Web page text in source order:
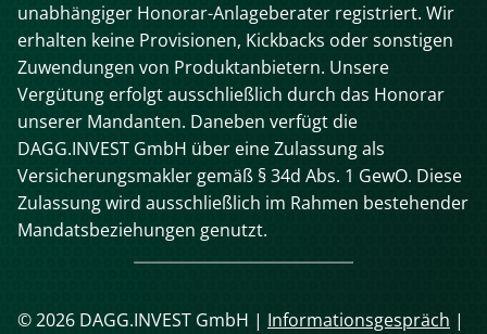
unabhängiger Honorar-Anlageberater registriert. Wir
erhalten keine Provisionen, Kickbacks oder sonstigen
Zuwendungen von Produktanbietern. Unsere
Vergütung erfolgt ausschließlich durch das Honorar
unserer Mandanten. Daneben verfügt die
DAGG.INVEST GmbH über eine Zulassung als
Versicherungsmakler gemäß § 34d Abs. 1 GewO. Diese
Zulassung wird ausschließlich im Rahmen bestehender
Mandatsbeziehungen genutzt.
© 2026 DAGG.INVEST GmbH | Informationsgespräch |